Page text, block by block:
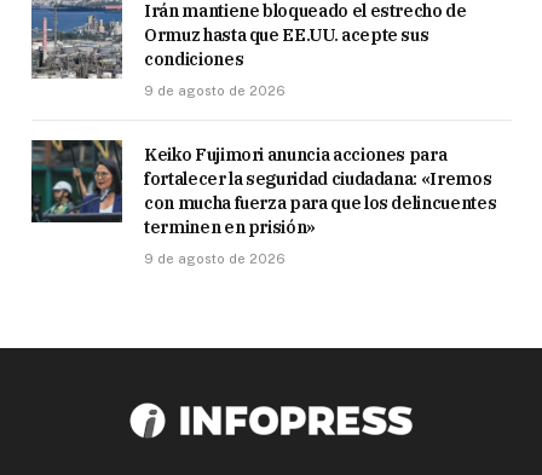
Irán mantiene bloqueado el estrecho de
Ormuz hasta que EE.UU. acepte sus
condiciones
9 de agosto de 2026
Keiko Fujimori anuncia acciones para
fortalecer la seguridad ciudadana: «Iremos
con mucha fuerza para que los delincuentes
terminen en prisión»
9 de agosto de 2026